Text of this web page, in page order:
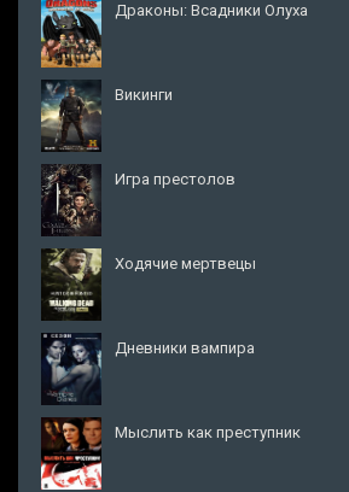
Драконы: Всадники Олуха
Викинги
Игра престолов
Ходячие мертвецы
Дневники вампира
Мыслить как преступник